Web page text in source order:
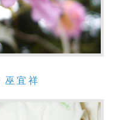
巫宜祥